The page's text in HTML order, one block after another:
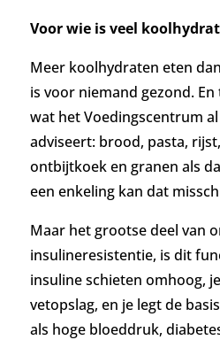
Voor wie is veel
Meer koolhydraten eten
is voor niemand gezond.
wat het Voedingscentrum
adviseert: brood, pasta,
ontbijtkoek en granen als
een enkeling kan dat
Maar het grootse deel van
insulineresistentie, is dit
insuline schieten omhoog,
vetopslag, en je legt de
als hoge bloeddruk,